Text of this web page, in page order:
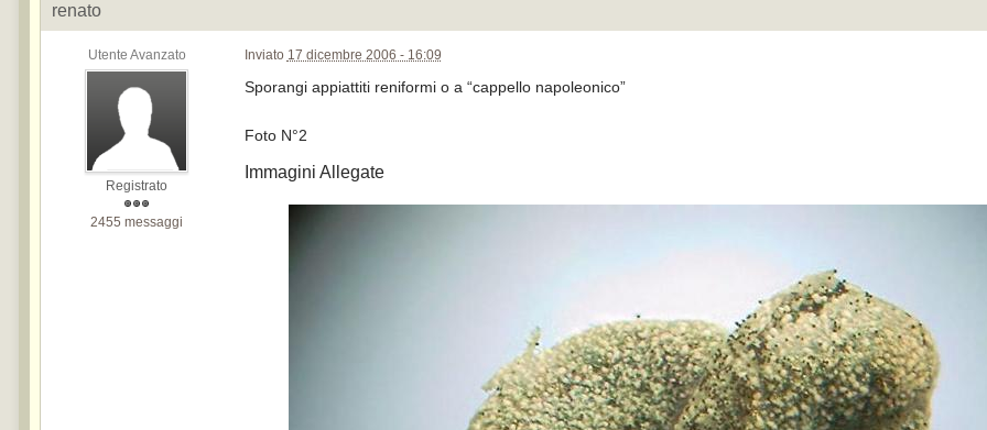
renato
Utente Avanzato
Registrato
2455 messaggi
Inviato 17 dicembre 2006 - 16:09
Sporangi appiattiti reniformi o a “cappello napoleonico”
Foto N°2
Immagini Allegate